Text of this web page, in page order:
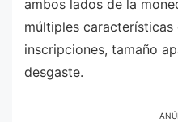
ambos lados de la
múltiples características
inscripciones, tamaño
desgaste.